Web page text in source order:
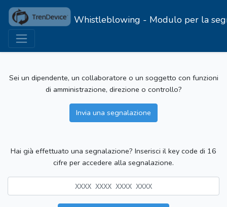
Whistleblowing - Modulo per la
Sei un dipendente, un collaboratore o un soggetto con funzioni
di amministrazione, direzione o controllo?
Invia una segnalazione
Hai già effettuato una segnalazione? Inserisci il key code di 16
cifre per accedere alla segnalazione.